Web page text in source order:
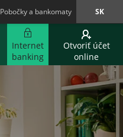
Pobočky a bankomaty SK
Internet
banking
Otvoriť účet
online